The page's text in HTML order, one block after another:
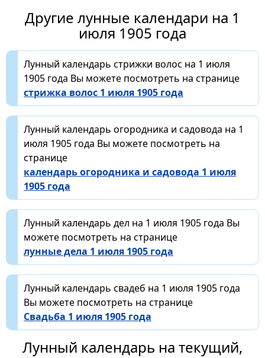
Другие лунные календари на 1
июля 1905 года
Лунный календарь стрижки волос на 1 июля
1905 года Вы можете посмотреть на странице
стрижка волос 1 июля 1905 года
Лунный календарь огородника и садовода на 1
июля 1905 года Вы можете посмотреть на
странице
календарь огородника и садовода 1 июля
1905 года
Лунный календарь дел на 1 июля 1905 года Вы
можете посмотреть на странице
лунные дела 1 июля 1905 года
Лунный календарь свадеб на 1 июля 1905 года
Вы можете посмотреть на странице
Свадьба 1 июля 1905 года
Лунный календарь на текущий,